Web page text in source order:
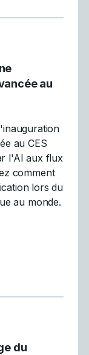
au
au CES
l'AI aux flux
comment
lors du
au monde.
à la vitrine
du